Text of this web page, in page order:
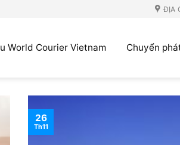
ĐỊA
World Courier Vietnam Chuyển
26
Th11